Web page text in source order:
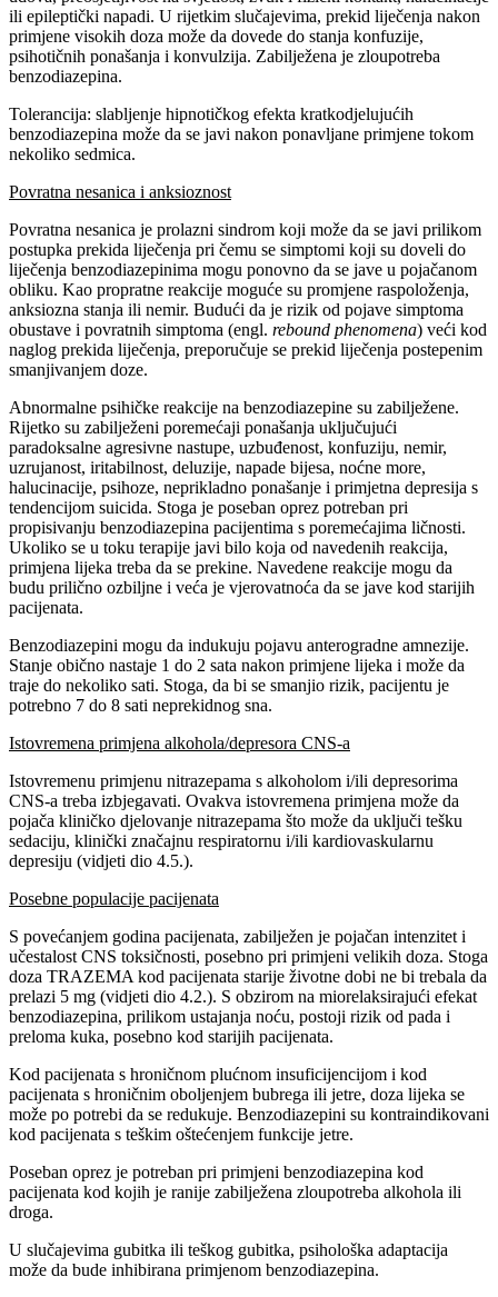
ili epileptički napadi. U rijetkim slučajevima, prekid liječenja nakon
primjene visokih doza može da dovede do stanja konfuzije,
psihotičnih ponašanja i konvulzija. Zabilježena je zloupotreba
benzodiazepina.
Tolerancija: slabljenje hipnotičkog efekta kratkodjelujućih
benzodiazepina može da se javi nakon ponavljane primjene tokom
nekoliko sedmica.
Povratna nesanica i anksioznost
Povratna nesanica je prolazni sindrom koji može da se javi prilikom
postupka prekida liječenja pri čemu se simptomi koji su doveli do
liječenja benzodiazepinima mogu ponovno da se jave u pojačanom
obliku. Kao propratne reakcije moguće su promjene raspoloženja,
anksiozna stanja ili nemir. Budući da je rizik od pojave simptoma
obustave i povratnih simptoma (engl. rebound phenomena) veći kod
naglog prekida liječenja, preporučuje se prekid liječenja postepenim
smanjivanjem doze.
Abnormalne psihičke reakcije na benzodiazepine su zabilježene.
Rijetko su zabilježeni poremećaji ponašanja uključujući
paradoksalne agresivne nastupe, uzbuđenost, konfuziju, nemir,
uzrujanost, iritabilnost, deluzije, napade bijesa, noćne more,
halucinacije, psihoze, neprikladno ponašanje i primjetna depresija s
tendencijom suicida. Stoga je poseban oprez potreban pri
propisivanju benzodiazepina pacijentima s poremećajima ličnosti.
Ukoliko se u toku terapije javi bilo koja od navedenih reakcija,
primjena lijeka treba da se prekine. Navedene reakcije mogu da
budu prilično ozbiljne i veća je vjerovatnoća da se jave kod starijih
pacijenata.
Benzodiazepini mogu da indukuju pojavu anterogradne amnezije.
Stanje obično nastaje 1 do 2 sata nakon primjene lijeka i može da
traje do nekoliko sati. Stoga, da bi se smanjio rizik, pacijentu je
potrebno 7 do 8 sati neprekidnog sna.
Istovremena primjena alkohola/depresora CNS-a
Istovremenu primjenu nitrazepama s alkoholom i/ili depresorima
CNS-a treba izbjegavati. Ovakva istovremena primjena može da
pojača kliničko djelovanje nitrazepama što može da uključi tešku
sedaciju, klinički značajnu respiratornu i/ili kardiovaskularnu
depresiju (vidjeti dio 4.5.).
Posebne populacije pacijenata
S povećanjem godina pacijenata, zabilježen je pojačan intenzitet i
učestalost CNS toksičnosti, posebno pri primjeni velikih doza. Stoga
doza TRAZEMA kod pacijenata starije životne dobi ne bi trebala da
prelazi 5 mg (vidjeti dio 4.2.). S obzirom na miorelaksirajući efekat
benzodiazepina, prilikom ustajanja noću, postoji rizik od pada i
preloma kuka, posebno kod starijih pacijenata.
Kod pacijenata s hroničnom plućnom insuficijencijom i kod
pacijenata s hroničnim oboljenjem bubrega ili jetre, doza lijeka se
može po potrebi da se redukuje. Benzodiazepini su kontraindikovani
kod pacijenata s teškim oštećenjem funkcije jetre.
Poseban oprez je potreban pri primjeni benzodiazepina kod
pacijenata kod kojih je ranije zabilježena zloupotreba alkohola ili
droga.
U slučajevima gubitka ili teškog gubitka, psihološka adaptacija
može da bude inhibirana primjenom benzodiazepina.